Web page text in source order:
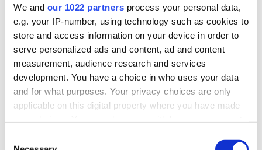
We and our 1022 partners process your personal data,
e.g. your IP-number, using technology such as cookies to
store and access information on your device in order to
serve personalized ads and content, ad and content
measurement, audience research and services
development. You have a choice in who uses your data
and for what purposes. Your privacy choices are only
applicable on this digital property where you have made
the Privacy trigger icon.
Verhuur
Automotive
Back to ERP Oplossingen
ERP Oplossingen Overzicht for
Groothandel
Lever slimmere service en verbeter marges met ERP-software die je
helpt bij voorraadbeheer, verkoop en service.
Lees meer:
ERP Producten voor de Groothandel